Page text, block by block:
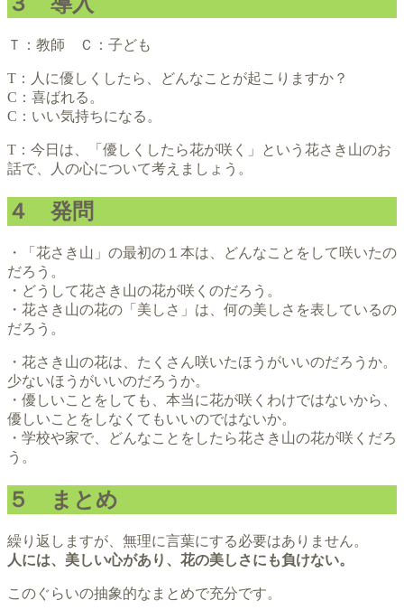
Ｔ：教師 Ｃ：子ども
T：人に優しくしたら、どんなことが起こりますか？
C：喜ばれる。
C：いい気持ちになる。
T：今日は、「優しくしたら花が咲く」という花さき山のお
話で、人の心について考えましょう。
４ 発問
・「花さき山」の最初の１本は、どんなことをして咲いたの
だろう。
・どうして花さき山の花が咲くのだろう。
・花さき山の花の「美しさ」は、何の美しさを表しているの
だろう。
・花さき山の花は、たくさん咲いたほうがいいのだろうか。
少ないほうがいいのだろうか。
・優しいことをしても、本当に花が咲くわけではないから、
優しいことをしなくてもいいのではないか。
・学校や家で、どんなことをしたら花さき山の花が咲くだろ
う。
５ まとめ
繰り返しますが、無理に言葉にする必要はありません。
人には、美しい心があり、花の美しさにも負けない。
このぐらいの抽象的なまとめで充分です。